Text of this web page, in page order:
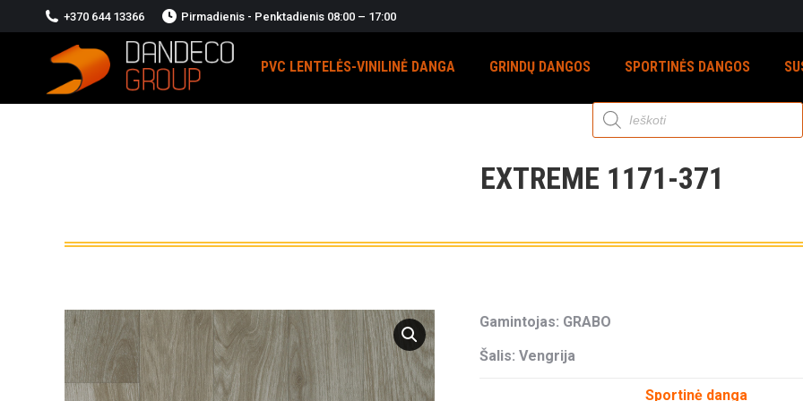
+370 644 13366 Pirmadienis - Penktadienis 08:00 – 17:00
PVC LENTELĖS-VINILINĖ DANGA GRINDŲ DANGOS SPORTINĖS DANGOS
Products
search
EXTREME 1171-371
Gamintojas: GRABO
Šalis: Vengrija
Sportinė danga